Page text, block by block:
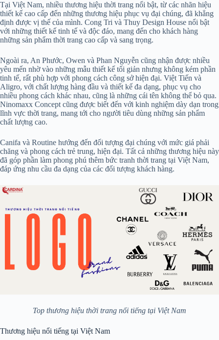
Tại Việt Nam, nhiều thương hiệu thời trang nổi bật, từ các nhãn hiệu
thiết kế cao cấp đến những thương hiệu phục vụ đại chúng, đã khẳng
định được vị thế của mình. Cong Tri và Thuy Design House nổi bật
với những thiết kế tinh tế và độc đáo, mang đến cho khách hàng
những sản phẩm thời trang cao cấp và sang trọng.
Ngoài ra, An Phước, Owen và Phan Nguyễn cũng nhận được nhiều
yêu mến nhờ vào những mẫu thiết kế tối giản nhưng không kém phần
tinh tế, rất phù hợp với phong cách công sở hiện đại. Việt Tiến và
Aligro, với chất lượng hàng đầu và thiết kế đa dạng, phục vụ cho
nhiều phong cách khác nhau, cũng là những cái tên không thể bỏ qua.
Ninomaxx Concept cũng được biết đến với kinh nghiệm dày dạn trong
lĩnh vực thời trang, mang tới cho người tiêu dùng những sản phẩm
chất lượng cao.
Canifa và Routine hướng đến đối tượng đại chúng với mức giá phải
chăng và phong cách trẻ trung, hiện đại. Tất cả những thương hiệu này
đã góp phần làm phong phú thêm bức tranh thời trang tại Việt Nam,
đáp ứng nhu cầu đa dạng của các đối tượng khách hàng.
Top thương hiệu thời trang nổi tiếng tại Việt Nam
Thương hiệu nổi tiếng tại Việt Nam